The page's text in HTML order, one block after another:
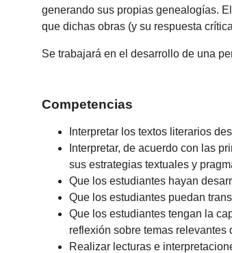
generando sus propias genealogías.
que dichas obras (y su respuesta
Se trabajará en el desarrollo de una
Competencias
Interpretar los textos literarios
Interpretar, de acuerdo con las
sus estrategias textuales y
Que los estudiantes hayan
Que los estudiantes puedan
Que los estudiantes tengan la
reflexión sobre temas
Realizar lecturas e